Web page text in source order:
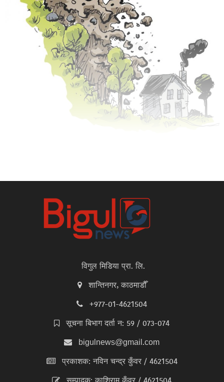
विगुल मिडिया प्रा. लि.
शान्तिनगर, काठमाडौँ
+977-01-4621504
सूचना बिभाग दर्ता न: 59 / 073-074
bigulnews@gmail.com
प्रकाशक: नविन चन्द्र कुँवर / 4621504